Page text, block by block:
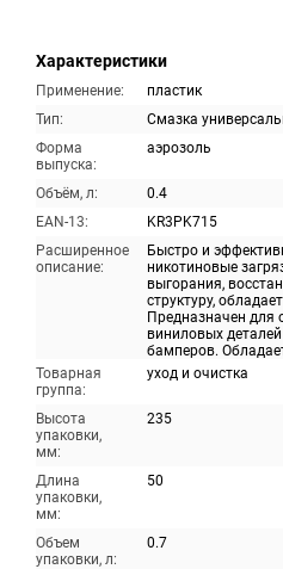
Характеристики
Применение:
пластик
Тип:
Смазка
Форма
выпуска:
аэрозоль
Объём, л:
0.4
EAN-13:
KR3PK715
Расширенное
описание:
Быстро и
никотиновые
выгорания,
структуру,
Предназначен для
виниловых
бамперов.
Товарная
группа:
уход и очистка
Высота
упаковки,
мм:
235
Длина
упаковки,
мм:
50
Объем
упаковки, л:
0.7